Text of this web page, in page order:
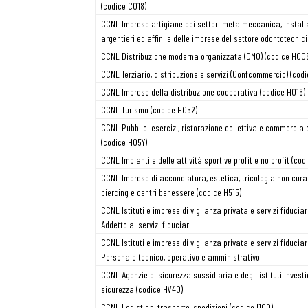
Eventi
Chi Siamo
(codice C018)
CCNL Imprese artigiane dei settori metalmeccanica,
argentieri ed affini e delle imprese del settore
CCNL Distribuzione moderna organizzata (DMO) (codice
CCNL Terziario, distribuzione e servizi (Confcommercio)
CCNL Imprese della distribuzione cooperativa (codice H016)
CCNL Turismo (codice H052)
CCNL Pubblici esercizi, ristorazione collettiva e
(codice H05Y)
CCNL Impianti e delle attività sportive profit e no profit
CCNL Imprese di acconciatura, estetica, tricologia non
piercing e centri benessere (codice H515)
CCNL Istituti e imprese di vigilanza privata e servizi fiduciari
Addetto ai servizi fiduciari
CCNL Istituti e imprese di vigilanza privata e servizi fiduciari
Personale tecnico, operativo e amministrativo
CCNL Agenzie di sicurezza sussidiaria e degli istituti
sicurezza (codice HV40)